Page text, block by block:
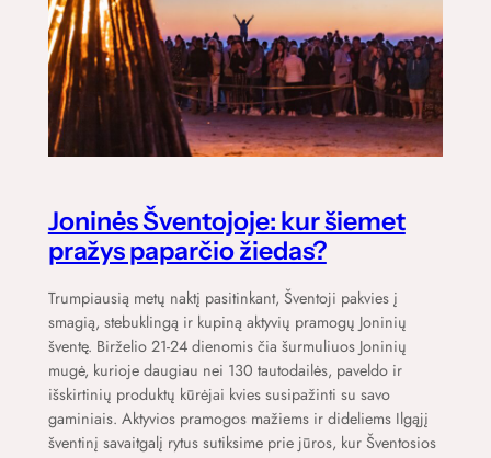
Joninės Šventojoje: kur šiemet
pražys paparčio žiedas?
Trumpiausią metų naktį pasitinkant, Šventoji pakvies į
smagią, stebuklingą ir kupiną aktyvių pramogų Joninių
šventę. Birželio 21-24 dienomis čia šurmuliuos Joninių
mugė, kurioje daugiau nei 130 tautodailės, paveldo ir
išskirtinių produktų kūrėjai kvies susipažinti su savo
gaminiais. Aktyvios pramogos mažiems ir dideliems Ilgąjį
šventinį savaitgalį rytus sutiksime prie jūros, kur Šventosios